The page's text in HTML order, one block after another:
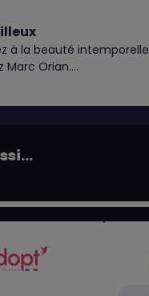
à la beauté intemporelle
Marc Orian.